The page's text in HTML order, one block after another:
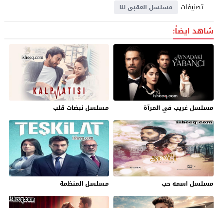
تصنيفات مسلسل العقبى لنا
شاهد ايضاً:
مسلسل غريب في المرآة مسلسل نبضات قلب
مسلسل اسمه حب مسلسل المنظمة